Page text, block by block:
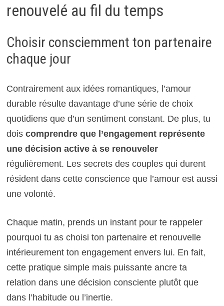
renouvelé au fil du temps
Choisir consciemment ton partenaire
chaque jour
Contrairement aux idées romantiques, l’amour
durable résulte davantage d’une série de choix
quotidiens que d’un sentiment constant. De plus, tu
dois comprendre que l’engagement représente
une décision active à se renouveler
régulièrement. Les secrets des couples qui durent
résident dans cette conscience que l’amour est aussi
une volonté.
Chaque matin, prends un instant pour te rappeler
pourquoi tu as choisi ton partenaire et renouvelle
intérieurement ton engagement envers lui. En fait,
cette pratique simple mais puissante ancre ta
relation dans une décision consciente plutôt que
dans l’habitude ou l’inertie.